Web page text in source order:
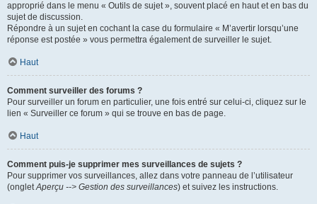
approprié dans le menu « Outils de sujet », souvent placé en haut et en bas du
sujet de discussion.
Répondre à un sujet en cochant la case du formulaire « M’avertir lorsqu’une
réponse est postée » vous permettra également de surveiller le sujet.
Haut
Comment surveiller des forums ?
Pour surveiller un forum en particulier, une fois entré sur celui-ci, cliquez sur le
lien « Surveiller ce forum » qui se trouve en bas de page.
Haut
Comment puis-je supprimer mes surveillances de sujets ?
Pour supprimer vos surveillances, allez dans votre panneau de l’utilisateur
(ongletAperçu --> Gestion des surveillances) et suivez les instructions.